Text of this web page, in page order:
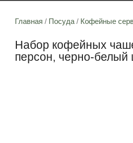
Главная / Посуда / Кофейные
Набор кофейных
персон, черно-белый